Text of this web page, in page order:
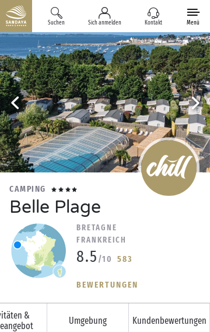
Suchen Sich anmelden Kontakt Menü
CAMPING
Belle Plage
BRETAGNE
FRANKREICH
8.5 /10 583
BEWERTUNGEN
&
Umgebung Kundenbewertungen